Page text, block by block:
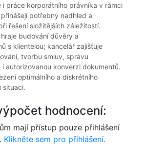
i práce korporátního právníka v rámci
potřebný nadhled a
řešení složitějších záležitostí.
budování důvěry a
s klientelou; kancelář zajišťuje
tvorbu smluv, správu
autorizovanou konverzi dokumentů.
optimálního a diskrétního
situaci.
hodnocení:
mají přístup pouze přihlášení
Klikněte sem pro přihlášení.